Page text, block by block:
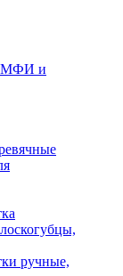
МФИ и
ручные,